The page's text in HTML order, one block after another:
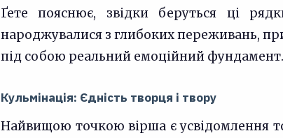
Ґете пояснює, звідки беруться ці
народжувалися з глибоких переживань,
під собою реальний емоційний фундамент.
Кульмінація: Єдність творця і твору
Найвищою точкою вірша є усвідомлення